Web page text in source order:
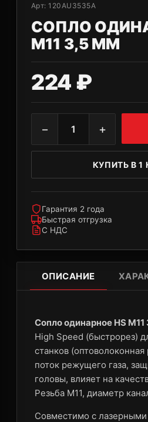
ОПИСАНИЕ
Сопло одинарное HS
High Speed (быстрорез)
станков
поток режущего газа,
головы, влияет на
Резьба M11, диаметр
Совместимо с
Арт:120AU3535A
СОПЛО
M11 3,5 ММ
224 ₽
− 1 +
КУПИТЬ В 1
Гарантия 2 года
Быстрая отгрузка
С НДС